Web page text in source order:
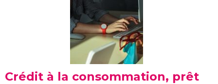
Crédit à la consommation, prêt